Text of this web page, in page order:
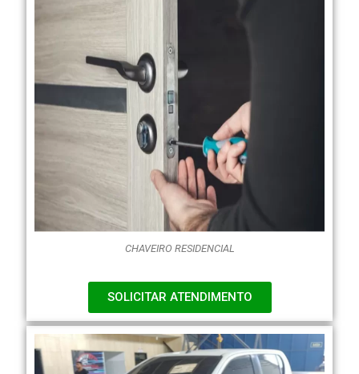
CHAVEIRO RESIDENCIAL
SOLICITAR ATENDIMENTO